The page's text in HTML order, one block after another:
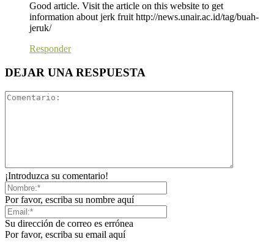
Good article. Visit the article on this website to get
information about jerk fruit http://news.unair.ac.id/tag/buah-
jeruk/
Responder
DEJAR UNA RESPUESTA
¡Introduzca su comentario!
Por favor, escriba su nombre aquí
Su dirección de correo es errónea
Por favor, escriba su email aquí